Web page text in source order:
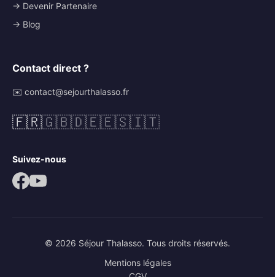
→ Devenir Partenaire
→ Blog
Contact direct ?
✉️ contact@sejourthalasso.fr
🇫🇷🇬🇧🇩🇪🇪🇸🇮🇹
Suivez-nous
© 2026 Séjour Thalasso. Tous droits réservés.
Mentions légales